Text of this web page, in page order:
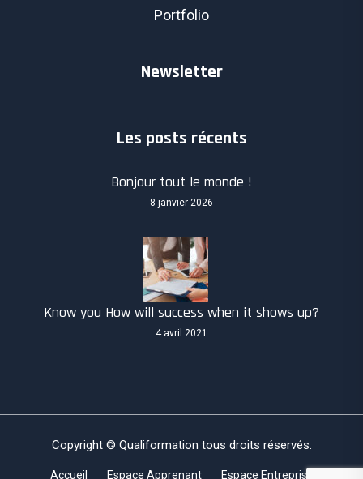
Portfolio
Newsletter
Les posts récents
Bonjour tout le monde !
8 janvier 2026
Know you How will success when it shows up?
4 avril 2021
Copyright © Qualiformation tous droits réservés.
Accueil Espace Apprenant Espace Entreprise